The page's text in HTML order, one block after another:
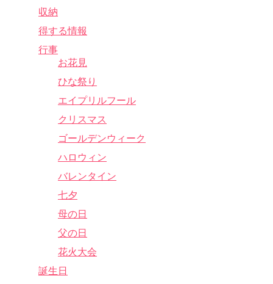
収納
得する情報
行事
お花見
ひな祭り
エイプリルフール
クリスマス
ゴールデンウィーク
ハロウィン
バレンタイン
七夕
母の日
父の日
花火大会
誕生日